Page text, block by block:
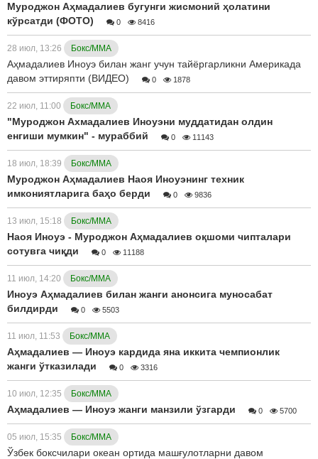
Муроджон Аҳмадалиев бугунги жисмоний ҳолатини
кўрсатди (ФОТО)
0 8416
28 июл, 13:26 Бокс/ММА
Аҳмадалиев Иноуэ билан жанг учун тайёргарликни Америкада
давом эттиряпти (ВИДЕО)
0 1878
22 июл, 11:00 Бокс/ММА
"Муроджон Ахмадалиев Иноуэни муддатидан олдин
енгиши мумкин" - мураббий
0 11143
18 июл, 18:39 Бокс/ММА
Муроджон Аҳмадалиев Наоя Иноуэнинг техник
имкониятларига баҳо берди
0 9836
13 июл, 15:18 Бокс/ММА
Наоя Иноуэ - Муроджон Аҳмадалиев оқшоми чипталари
сотувга чиқди
0 11188
11 июл, 14:20 Бокс/ММА
Иноуэ Аҳмадалиев билан жанги анонсига муносабат
билдирди
0 5503
11 июл, 11:53 Бокс/ММА
Аҳмадалиев — Иноуэ кардида яна иккита чемпионлик
жанги ўтказилади
0 3316
10 июл, 12:35 Бокс/ММА
Аҳмадалиев — Иноуэ жанги манзили ўзгарди 0 5700
05 июл, 15:35 Бокс/ММА
Ўзбек боксчилари океан ортида машғулотларни давом